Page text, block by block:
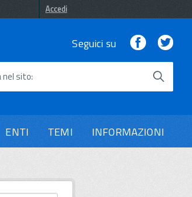
Accedi
Seguici su Facebook
nel sito
ENTI TEMI INFORMAZIONI